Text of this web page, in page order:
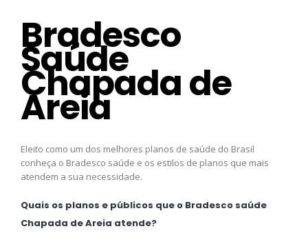
Bradesco
Saúde
Chapada de
Areia
Eleito como um dos melhores planos de saúde do Brasil
conheça o Bradesco saúde e os estilos de planos que mais
atendem a sua necessidade.
Quais os planos e públicos que o Bradesco saúde
Chapada de Areia atende?